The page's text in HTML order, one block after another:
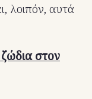
λοιπόν, αυτά
στον